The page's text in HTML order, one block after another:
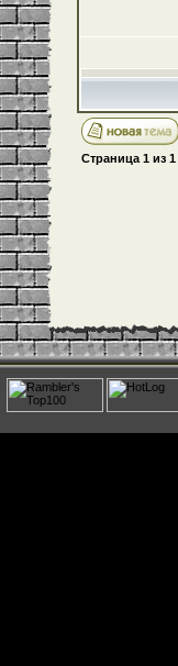
Страница 1 из 1